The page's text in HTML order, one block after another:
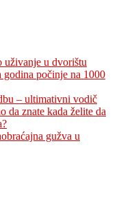
uživanje u dvorištu
godina počinje na 1000
– ultimativni vodič
da znate kada želite da
gužva u